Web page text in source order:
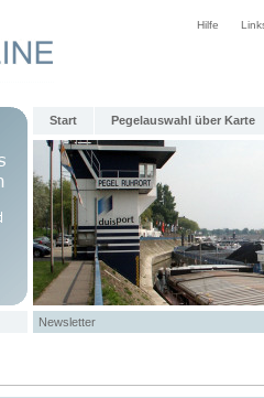
Hilfe
Start Pegelauswahl über Karte
Newsletter